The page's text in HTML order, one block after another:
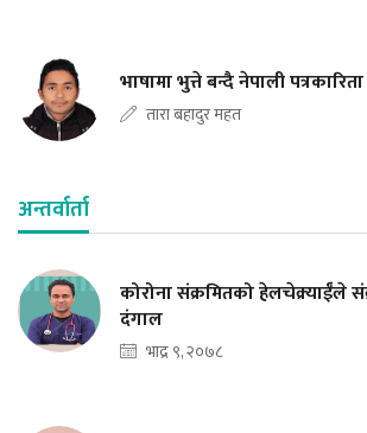
भाषामा भुत्ते बन्दै नेपाली पत्रकारिता
तारा बहादुर महत
अन्तर्वार्ता
कोरोना संक्रमितको हेलचेक्र्याईँले
दंगाल
भाद्र ९, २०७८